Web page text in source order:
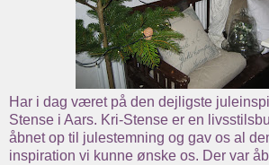
Har i dag været på den dejligste
Stense i Aars. Kri-Stense er en
åbnet op til julestemning og gav os al
inspiration vi kunne ønske os. Der var